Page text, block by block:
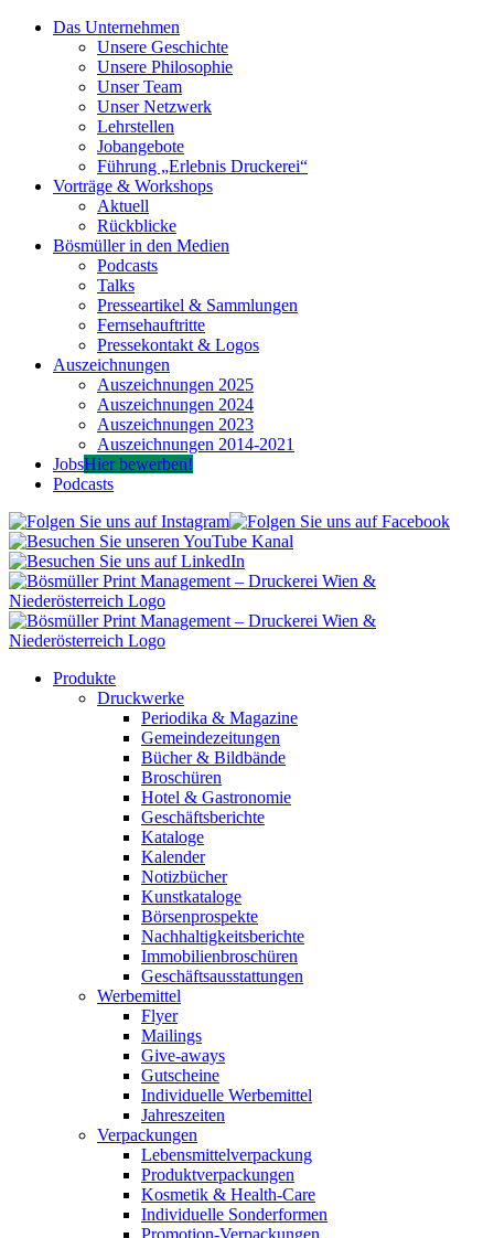
Zum
Das Unternehmen
Unsere Geschichte
Unsere Philosophie
Unser Team
Unser Netzwerk
Lehrstellen
Jobangebote
Führung „Erlebnis Druckerei“
Vorträge & Workshops
Aktuell
Rückblicke
Bösmüller in den Medien
Podcasts
Talks
Presseartikel & Sammlungen
Fernsehauftritte
Pressekontakt & Logos
Auszeichnungen
Auszeichnungen 2025
Auszeichnungen 2024
Auszeichnungen 2023
Auszeichnungen 2014-2021
JobsHier bewerben!
Podcasts
Folgen
Sie
uns
auf
Instagram
Folgen
Sie
uns
auf
uns
LinkedIn
Produkte
Druckwerke
Periodika & Magazine
Gemeindezeitungen
Bücher & Bildbände
Broschüren
Hotel & Gastronomie
Geschäftsberichte
Kataloge
Kalender
Notizbücher
Kunstkataloge
Börsenprospekte
Nachhaltigkeitsberichte
Immobilienbroschüren
Geschäftsausstattungen
Werbemittel
Flyer
Mailings
Give-aways
Gutscheine
Individuelle Werbemittel
Jahreszeiten
Verpackungen
Lebensmittelverpackung
Produktverpackungen
Kosmetik & Health-Care
Individuelle Sonderformen
Promotion-Verpackungen